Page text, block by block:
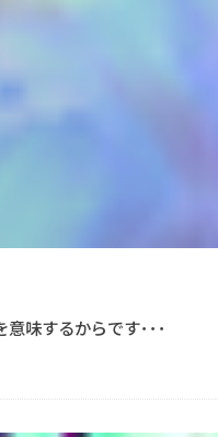
味するからです･･･